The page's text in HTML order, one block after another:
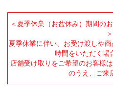
＜夏季休業（お盆休み）期間の
＞
夏季休業に伴い、お受け渡しや
時間をいただく場
店舗受け取りをご希望のお客様
のうえ、ご来